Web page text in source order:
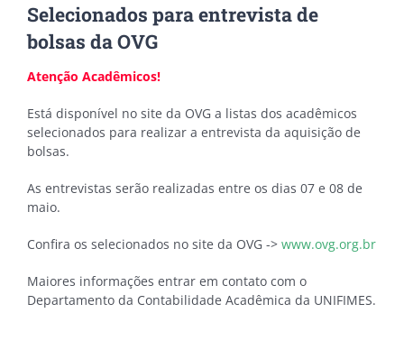
Selecionados para entrevista de
bolsas da OVG
Atenção Acadêmicos!
Está disponível no site da OVG a listas dos acadêmicos
selecionados para realizar a entrevista da aquisição de
bolsas.
As entrevistas serão realizadas entre os dias 07 e 08 de
maio.
Confira os selecionados no site da OVG -> www.ovg.org.br
Maiores informações entrar em contato com o
Departamento da Contabilidade Acadêmica da UNIFIMES.